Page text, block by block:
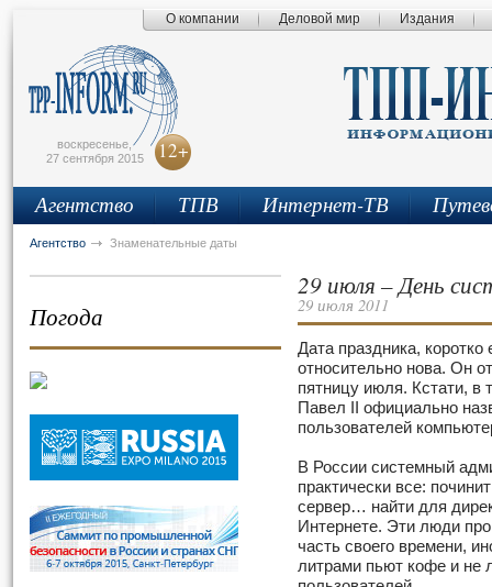
О компании Деловой мир Издания
воскресенье,
27 сентября 2015
12+
Агентство ТПВ Интернет-ТВ
Агентство Знаменательные даты
Погода
29 июля – День
29 июля 2011
Дата праздника,
относительно нова. Он
пятницу июля. Кстати, в
Павел II официально
пользователей
В России системный
практически все:
сервер… найти для
Интернете. Эти люди
часть своего времени,
литрами пьют кофе и не